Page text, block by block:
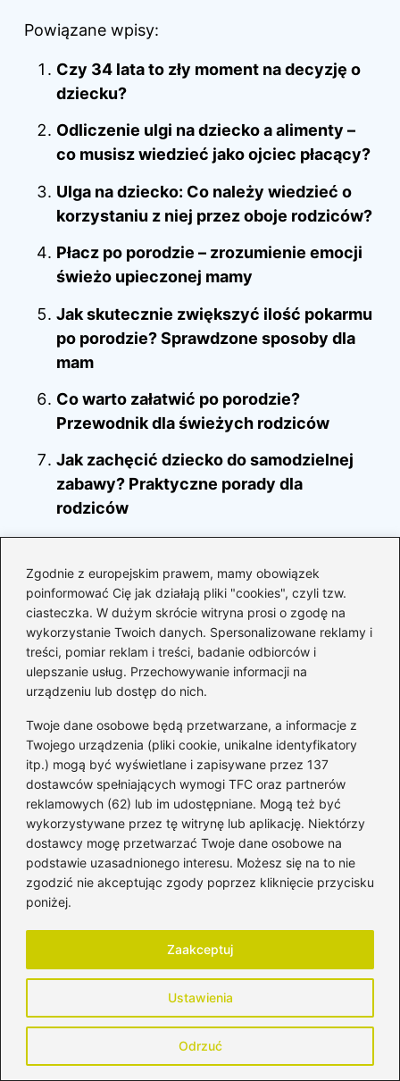
Zgodnie z europejskim prawem, mamy obowiązek
poinformować Cię jak działają pliki "cookies", czyli tzw.
ciasteczka. W dużym skrócie witryna prosi o zgodę na
wykorzystanie Twoich danych. Spersonalizowane reklamy i
treści, pomiar reklam i treści, badanie odbiorców i
ulepszanie usług. Przechowywanie informacji na
urządzeniu lub dostęp do nich.
Twoje dane osobowe będą przetwarzane, a informacje z
Twojego urządzenia (pliki cookie, unikalne identyfikatory
itp.) mogą być wyświetlane i zapisywane przez 137
dostawców spełniających wymogi TFC oraz partnerów
reklamowych (62) lub im udostępniane. Mogą też być
wykorzystywane przez tę witrynę lub aplikację. Niektórzy
dostawcy mogę przetwarzać Twoje dane osobowe na
podstawie uzasadnionego interesu. Możesz się na to nie
zgodzić nie akceptując zgody poprzez kliknięcie przycisku
poniżej.
Ustawienia
Odrzuć
Zaakceptuj
Powiązane wpisy:
Czy 34 lata to zły moment na decyzję o
dziecku?
Odliczenie ulgi na dziecko a alimenty –
co musisz wiedzieć jako ojciec płacący?
Ulga na dziecko: Co należy wiedzieć o
korzystaniu z niej przez oboje rodziców?
Płacz po porodzie – zrozumienie emocji
świeżo upieczonej mamy
Jak skutecznie zwiększyć ilość pokarmu
po porodzie? Sprawdzone sposoby dla
mam
Co warto załatwić po porodzie?
Przewodnik dla świeżych rodziców
Jak zachęcić dziecko do samodzielnej
zabawy? Praktyczne porady dla
rodziców
i nie dać się zaskoczyć?
Jak zapalenie krtani wpływa na karmienie
piersią? Porady dla mam
Odkrywając świat matek karmiących
piersią: wsparcie, wyzwania i korzyści
Honorata Strzelczyk
Cześć! Nazywam się Honorata i jestem mamą, która
każdego dnia łączy macierzyństwo z odkrywaniem siebie
na nowo. Blog mytomamy.pl powstał z potrzeby dzielenia
przestrzeni, w której możemy mówić o rodzicielstwie
szczerze – bez filtrów, presji i perfekcjonizmu. Piszę o
ciąży, porodzie, połogu, wychowaniu dzieci, relacjach w
rodzinie, edukacji, rozwoju osobistym i kobiecym stylu
życia. Poruszam tematy, które są mi bliskie – od
codziennych dylematów rodzica, przez zdrowie i emocje,